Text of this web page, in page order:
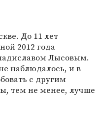
До 11 лет
2012 года
Лысовым.
наблюдалось, и в
с другим
тем не менее, лучше